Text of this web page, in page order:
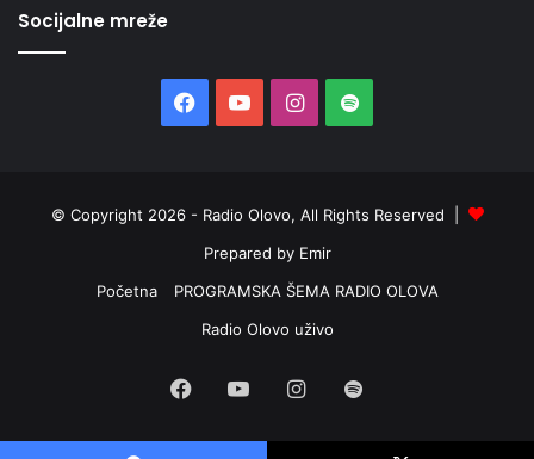
Socijalne mreže
FacebookYouTubeInstagram
Spotify
© Copyright 2026 - Radio Olovo, All Rights Reserved |
Prepared by Emir
Početna
PROGRAMSKA ŠEMA RADIO OLOVA
Radio Olovo uživo
FacebookYouTubeInstagram
Spotify